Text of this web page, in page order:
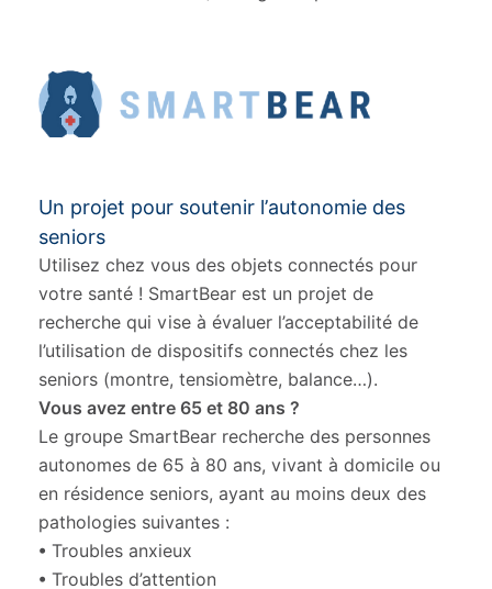
Un projet pour soutenir l’autonomie des
seniors
Utilisez chez vous des objets connectés pour
votre santé ! SmartBear est un projet de
recherche qui vise à évaluer l’acceptabilité de
l’utilisation de dispositifs connectés chez les
seniors (montre, tensiomètre, balance…).
Vous avez entre 65 et 80 ans ?
Le groupe SmartBear recherche des personnes
autonomes de 65 à 80 ans, vivant à domicile ou
en résidence seniors, ayant au moins deux des
pathologies suivantes :
• Troubles anxieux
• Troubles d’attention